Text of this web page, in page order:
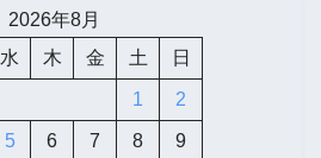
2026年8月
水 木 金 土 日
1 2
5 6 7 8 9